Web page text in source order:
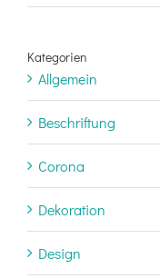
Kategorien
Allgemein
Beschriftung
Corona
Dekoration
Design